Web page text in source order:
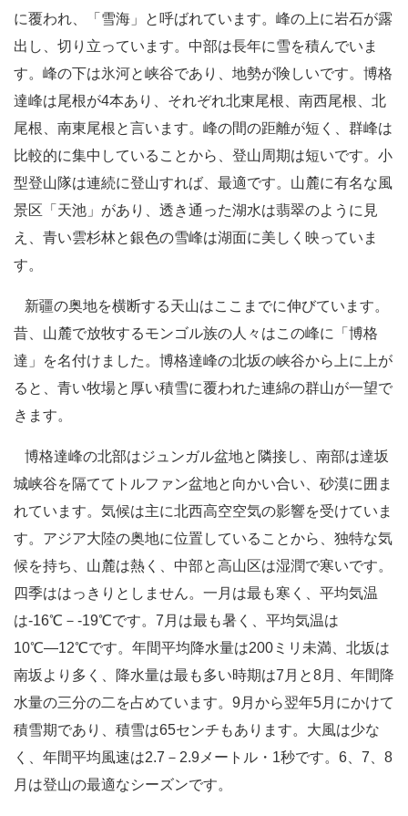
に覆われ、「雪海」と呼ばれています。峰の上に岩石が露
出し、切り立っています。中部は長年に雪を積んでいま
す。峰の下は氷河と峡谷であり、地勢が険しいです。博格
達峰は尾根が4本あり、それぞれ北東尾根、南西尾根、北
尾根、南東尾根と言います。峰の間の距離が短く、群峰は
比較的に集中していることから、登山周期は短いです。小
型登山隊は連続に登山すれば、最適です。山麓に有名な風
景区「天池」があり、透き通った湖水は翡翠のように見
え、青い雲杉林と銀色の雪峰は湖面に美しく映っていま
す。
新疆の奥地を横断する天山はここまでに伸びています。
昔、山麓で放牧するモンゴル族の人々はこの峰に「博格
達」を名付けました。博格達峰の北坂の峡谷から上に上が
ると、青い牧場と厚い積雪に覆われた連綿の群山が一望で
きます。
博格達峰の北部はジュンガル盆地と隣接し、南部は達坂
城峡谷を隔ててトルファン盆地と向かい合い、砂漠に囲ま
れています。気候は主に北西高空空気の影響を受けていま
す。アジア大陸の奥地に位置していることから、独特な気
候を持ち、山麓は熱く、中部と高山区は湿潤で寒いです。
四季ははっきりとしません。一月は最も寒く、平均気温
は-16℃－-19℃です。7月は最も暑く、平均気温は
10℃―12℃です。年間平均降水量は200ミリ未満、北坂は
南坂より多く、降水量は最も多い時期は7月と8月、年間降
水量の三分の二を占めています。9月から翌年5月にかけて
積雪期であり、積雪は65センチもあります。大風は少な
く、年間平均風速は2.7－2.9メートル・1秒です。6、7、8
月は登山の最適なシーズンです。